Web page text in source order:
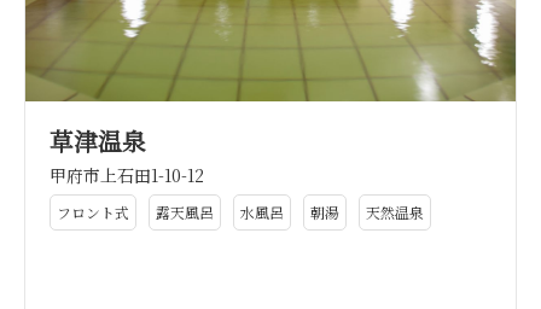
草津温泉
甲府市上石田1-10-12
フロント式 露天風呂 水風呂 朝湯 天然温泉